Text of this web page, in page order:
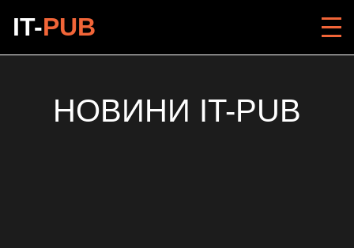
IT-PUB
НОВИНИ IT-PUB